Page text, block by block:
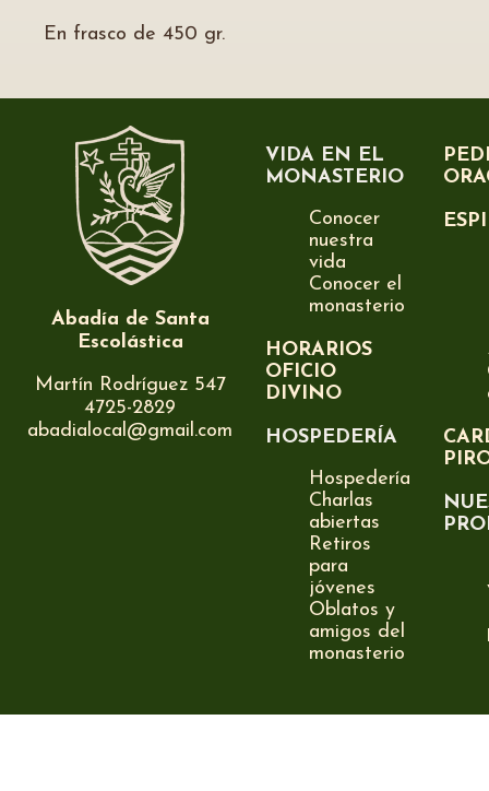
En frasco de 450 gr.
Abadía de Santa
Escolástica
Martín Rodríguez 547
4725-2829
abadialocal@gmail.com
VIDA EN EL
MONASTERIO
Conocer
nuestra
vida
Conocer el
monasterio
HORARIOS
OFICIO
DIVINO
HOSPEDERÍA
Hospedería
Charlas
abiertas
Retiros
para
jóvenes
Oblatos y
amigos del
monasterio